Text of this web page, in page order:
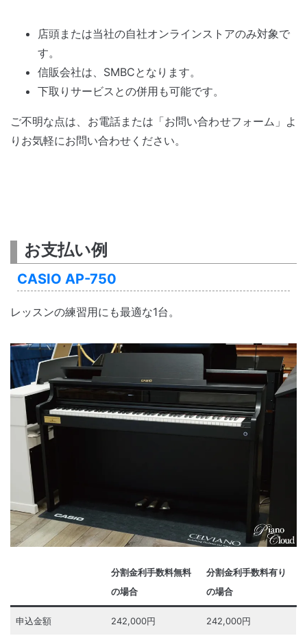
店頭または当社の自社オンラインストアのみ対象で
す。
信販会社は、SMBCとなります。
下取りサービスとの併用も可能です。
ご不明な点は、お電話または「お問い合わせフォーム」よ
りお気軽にお問い合わせください。
お支払い例
CASIO AP-750
レッスンの練習用にも最適な1台。
分割金利手数料無料
の場合
分割金利手数料有り
の場合
申込金額 242,000円 242,000円